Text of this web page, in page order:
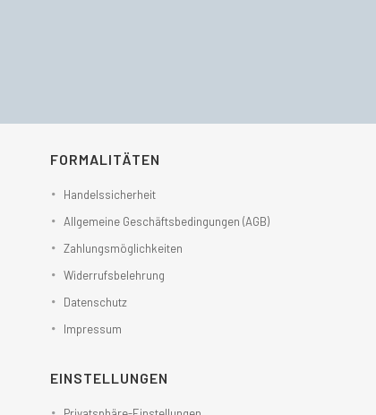
FORMALITÄTEN
Handelssicherheit
Allgemeine Geschäftsbedingungen (AGB)
Zahlungsmöglichkeiten
Widerrufsbelehrung
Datenschutz
Impressum
EINSTELLUNGEN